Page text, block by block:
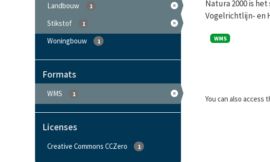
Landbouw 1
Stikstof 1
Woningbouw 1
Formats
WMS 1
Licenses
Creative Commons CCZero 1
Natura 2000 is
Vogelrichtlijn- en
WMS
You can also access